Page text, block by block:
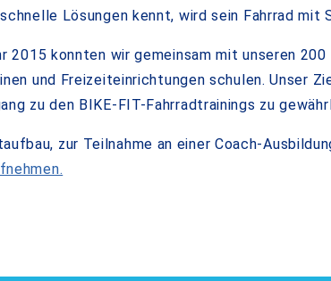
Lösungen kennt, wird sein Fahrrad
konnten wir gemeinsam mit unseren
und Freizeiteinrichtungen schulen. Unser
zu den BIKE-FIT-Fahrradtrainings zu
zur Teilnahme an einer Coach-